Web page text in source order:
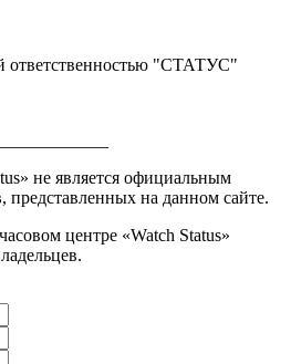
ответственностью "СТАТУС"
не является официальным
представленных на данном сайте.
центре «Watch Status»